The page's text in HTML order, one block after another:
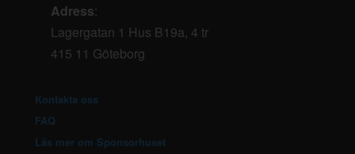
Adress:
Lagergatan 1 Hus B19a, 4 tr
415 11 Göteborg
Kontakta oss
FAQ
Läs mer om Sponsorhuset